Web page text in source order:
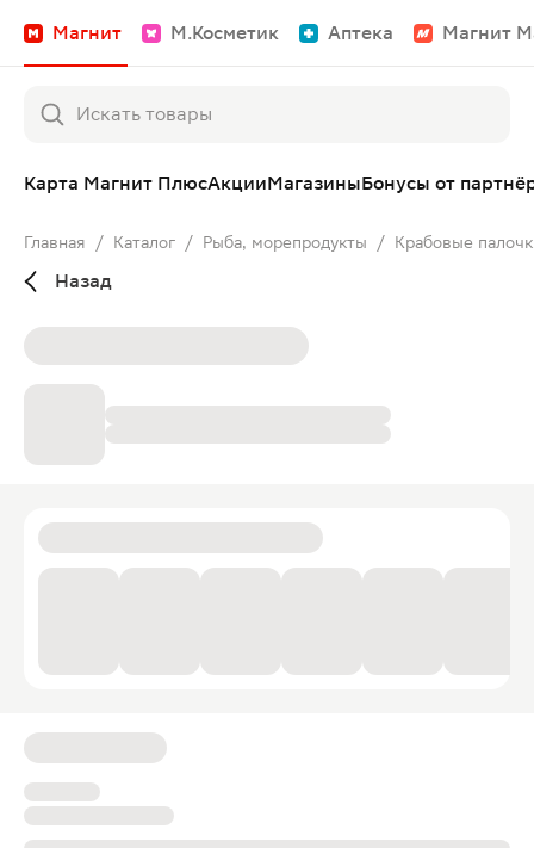
Магнит М.Косметик Аптека Магнит
Карта Магнит ПлюсАкцииМагазиныБонусы от
Главная / Каталог / Рыба, морепродукты / Крабовые
Назад